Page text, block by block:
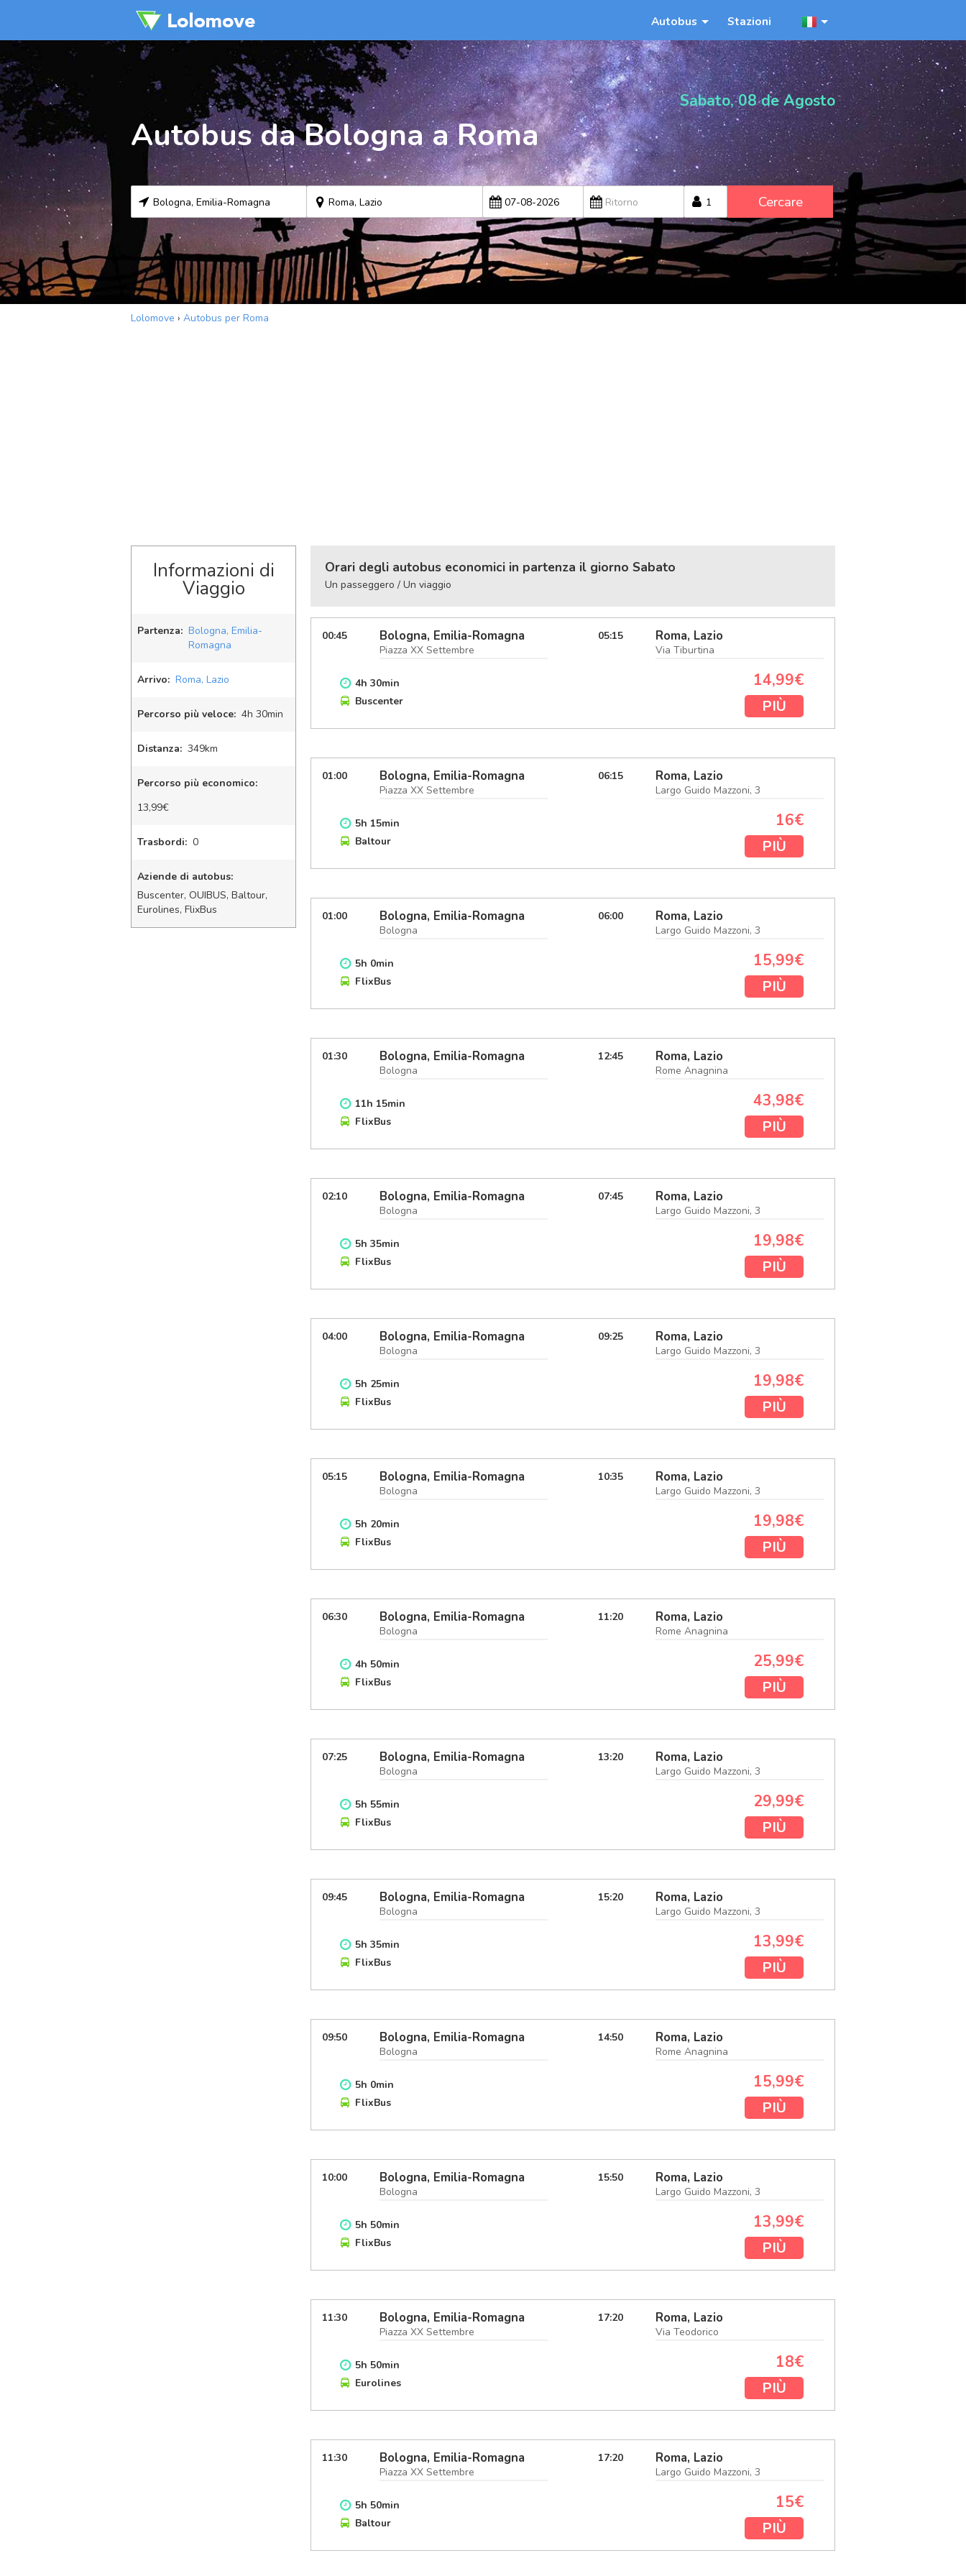
Autobus Stazioni
Sabato, 08 de Agosto
Autobus da Bologna a Roma
Cercare
Lolomove › Autobus per Roma
Informazioni di
Viaggio
Partenza: Bologna, Emilia-
Romagna
Arrivo: Roma, Lazio
Percorso più veloce: 4h 30min
Distanza: 349km
Percorso più economico:
13,99€
Trasbordi: 0
Aziende di autobus:
Buscenter, OUIBUS, Baltour,
Eurolines, FlixBus
Orari degli autobus economici in partenza il giorno Sabato
Un passeggero / Un viaggio
00:45 Bologna, Emilia-Romagna
Piazza XX Settembre
05:15 Roma, Lazio
Via Tiburtina
4h 30min
Buscenter
14,99€
PIÙ
01:00 Bologna, Emilia-Romagna
Piazza XX Settembre
06:15 Roma, Lazio
Largo Guido Mazzoni, 3
5h 15min
Baltour
16€
PIÙ
01:00 Bologna, Emilia-Romagna
Bologna
06:00 Roma, Lazio
Largo Guido Mazzoni, 3
5h 0min
FlixBus
15,99€
PIÙ
01:30 Bologna, Emilia-Romagna
Bologna
12:45 Roma, Lazio
Rome Anagnina
11h 15min
FlixBus
43,98€
PIÙ
02:10 Bologna, Emilia-Romagna
Bologna
07:45 Roma, Lazio
Largo Guido Mazzoni, 3
5h 35min
FlixBus
19,98€
PIÙ
04:00 Bologna, Emilia-Romagna
Bologna
09:25 Roma, Lazio
Largo Guido Mazzoni, 3
5h 25min
FlixBus
19,98€
PIÙ
05:15 Bologna, Emilia-Romagna
Bologna
10:35 Roma, Lazio
Largo Guido Mazzoni, 3
5h 20min
FlixBus
19,98€
PIÙ
06:30 Bologna, Emilia-Romagna
Bologna
11:20 Roma, Lazio
Rome Anagnina
4h 50min
FlixBus
25,99€
PIÙ
07:25 Bologna, Emilia-Romagna
Bologna
13:20 Roma, Lazio
Largo Guido Mazzoni, 3
5h 55min
FlixBus
29,99€
PIÙ
09:45 Bologna, Emilia-Romagna
Bologna
15:20 Roma, Lazio
Largo Guido Mazzoni, 3
5h 35min
FlixBus
13,99€
PIÙ
09:50 Bologna, Emilia-Romagna
Bologna
14:50 Roma, Lazio
Rome Anagnina
5h 0min
FlixBus
15,99€
PIÙ
10:00 Bologna, Emilia-Romagna
Bologna
15:50 Roma, Lazio
Largo Guido Mazzoni, 3
5h 50min
FlixBus
13,99€
PIÙ
11:30 Bologna, Emilia-Romagna
Piazza XX Settembre
17:20 Roma, Lazio
Via Teodorico
5h 50min
Eurolines
18€
PIÙ
11:30 Bologna, Emilia-Romagna
Piazza XX Settembre
17:20 Roma, Lazio
Largo Guido Mazzoni, 3
5h 50min
Baltour
15€
PIÙ